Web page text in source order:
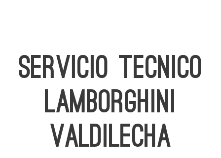
SERVICIO TECNICO
LAMBORGHINI
VALDILECHA